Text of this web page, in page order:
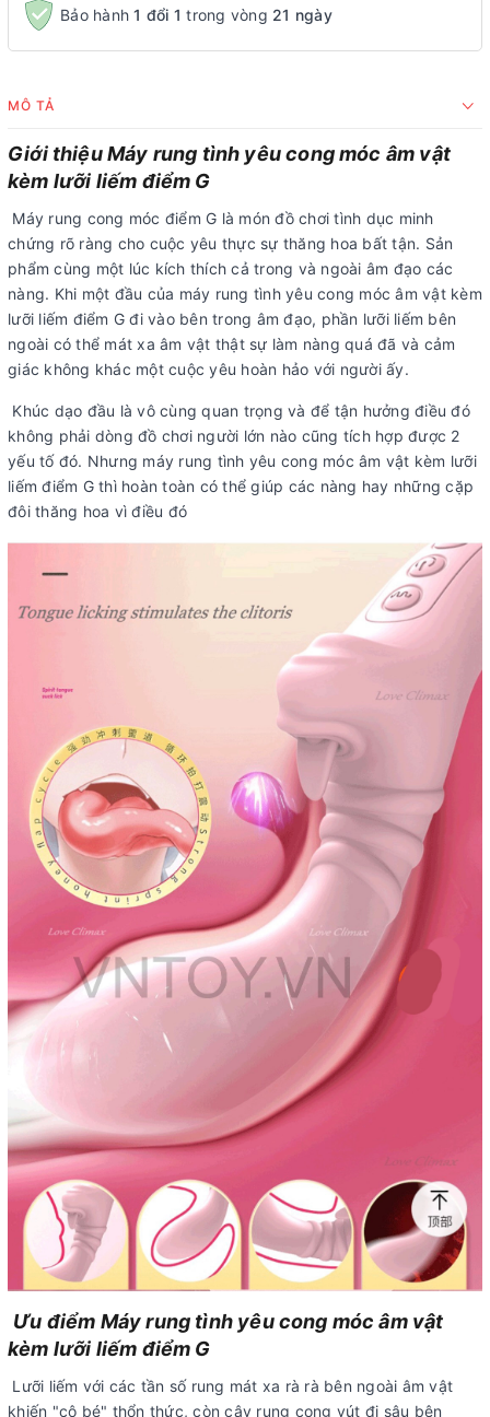
Bảo hành1 đổi 1 trong vòng 21 ngày
MÔ TẢ
Giới thiệu Máy rung tình yêu cong móc âm vật
kèm lưỡi liếm điểm G
Máy rung cong móc điểm G là món đồ chơi tình dục minh
chứng rõ ràng cho cuộc yêu thực sự thăng hoa bất tận. Sản
phẩm cùng một lúc kích thích cả trong và ngoài âm đạo các
nàng. Khi một đầu của máy rung tình yêu cong móc âm vật kèm
lưỡi liếm điểm G đi vào bên trong âm đạo, phần lưỡi liếm bên
ngoài có thể mát xa âm vật thật sự làm nàng quá đã và cảm
giác không khác một cuộc yêu hoàn hảo với người ấy.
Khúc dạo đầu là vô cùng quan trọng và để tận hưởng điều đó
không phải dòng đồ chơi người lớn nào cũng tích hợp được 2
yếu tố đó. Nhưng máy rung tình yêu cong móc âm vật kèm lưỡi
liếm điểm G thì hoàn toàn có thể giúp các nàng hay những cặp
đôi thăng hoa vì điều đó
Ưu điểm Máy rung tình yêu cong móc âm vật
kèm lưỡi liếm điểm G
Lưỡi liếm với các tần số rung mát xa rà rà bên ngoài âm vật
khiến "cô bé" thổn thức, còn cây rung cong vút đi sâu bên